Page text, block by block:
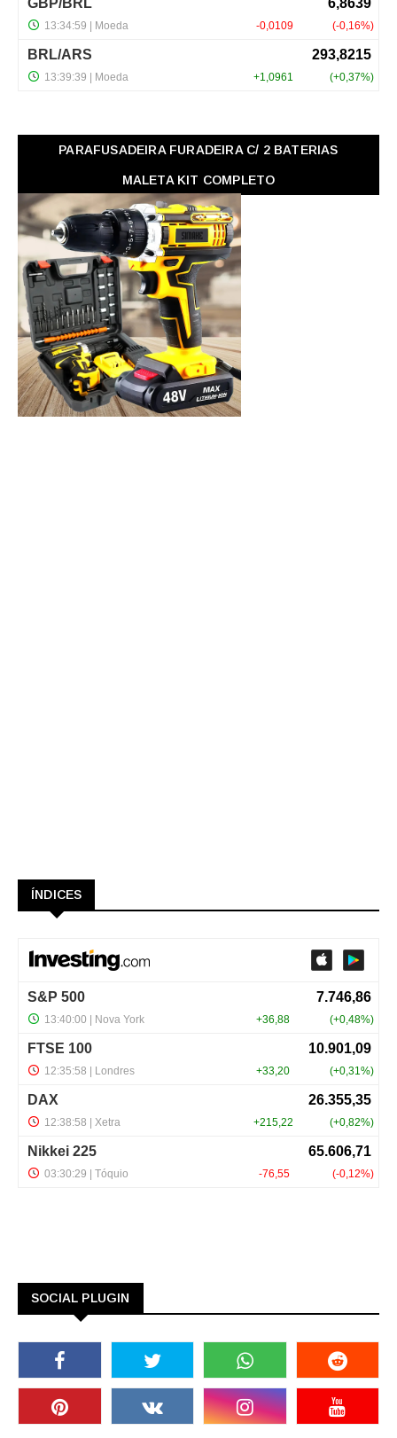
PARAFUSADEIRA FURADEIRA C/ 2 BATERIAS
MALETA KIT COMPLETO
ÍNDICES
SOCIAL PLUGIN